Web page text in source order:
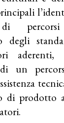
di
degli
aderenti,
di un
di prodotto